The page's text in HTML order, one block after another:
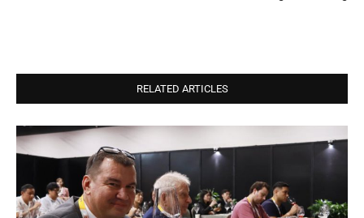
RELATED ARTICLES